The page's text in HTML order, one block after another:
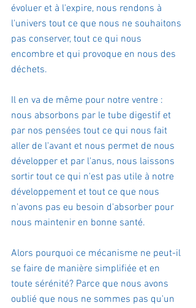
évoluer et à l'expire, nous rendons à
l'univers tout ce que nous ne souhaitons
pas conserver, tout ce qui nous
encombre et qui provoque en nous des
déchets.
Il en va de même pour notre ventre :
nous absorbons par le tube digestif et
par nos pensées tout ce qui nous fait
aller de l'avant et nous permet de nous
développer et par l'anus, nous laissons
sortir tout ce qui n'est pas utile à notre
développement et tout ce que nous
n'avons pas eu besoin d'absorber pour
nous maintenir en bonne santé.
Alors pourquoi ce mécanisme ne peut-il
se faire de manière simplifiée et en
toute sérénité? Parce que nous avons
oublié que nous ne sommes pas qu'un